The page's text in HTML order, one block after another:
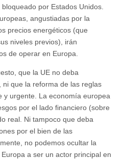
por Estados Unidos.
angustiadas por la
precios energéticos (que
niveles previos), irán
de operar en Europa.
que la UE no deba
que la reforma de las reglas
y urgente. La economía europea
por el lado financiero (sobre
real. Ni tampoco que deba
por el bien de las
no podemos ocultar la
a ser un actor principal en